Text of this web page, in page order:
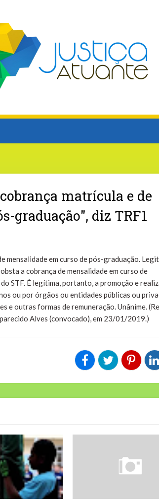
matrícula e de
graduação", diz TRF1
mensalidade em curso de pós-graduação.
a cobrança de mensalidade em curso de
STF. É legítima, portanto, a promoção e
ou por órgãos ou entidades públicas ou
e outras formas de remuneração. Unânime.
Alves (convocado), em 23/01/2019.)